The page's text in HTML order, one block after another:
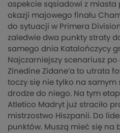
aspekcie sąsiadowi z miasta
okazji majowego finału
do sytuacji w Primera
zaledwie dwa punkty straty
samego dnia Katalończycy
Najczarniejszy scenariusz
Zinedine Zidane’a to utrata
toczy się nie tylko na samym
drodze do niego. Na tym
Atletico Madryt już straciło
mistrzostwo Hiszpanii. Do
punktów. Muszą mieć się na